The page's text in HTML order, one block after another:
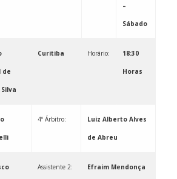
–
Sábado
de
Curitiba Horário: 18:30
Horas
4º Árbitro: Luiz Alberto Alves
de Abreu
Assistente 2: Efraim Mendonça